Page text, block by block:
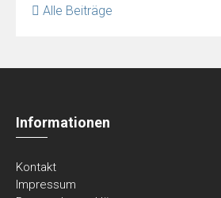
Alle Beiträge
Informationen
Kontakt
Impressum